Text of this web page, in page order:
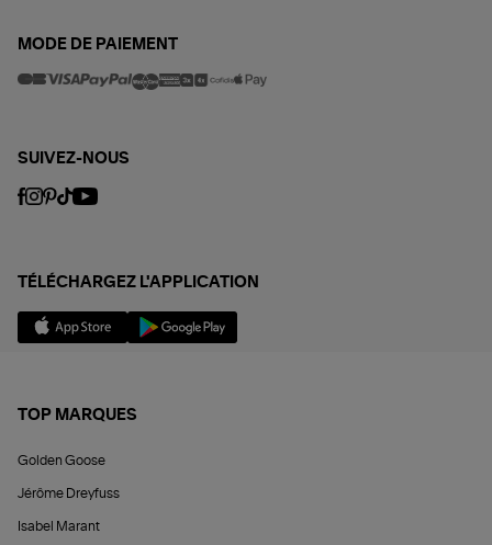
MODE DE PAIEMENT
SUIVEZ-NOUS
TÉLÉCHARGEZ L'APPLICATION
TOP MARQUES
Golden Goose
Jérôme Dreyfuss
Isabel Marant